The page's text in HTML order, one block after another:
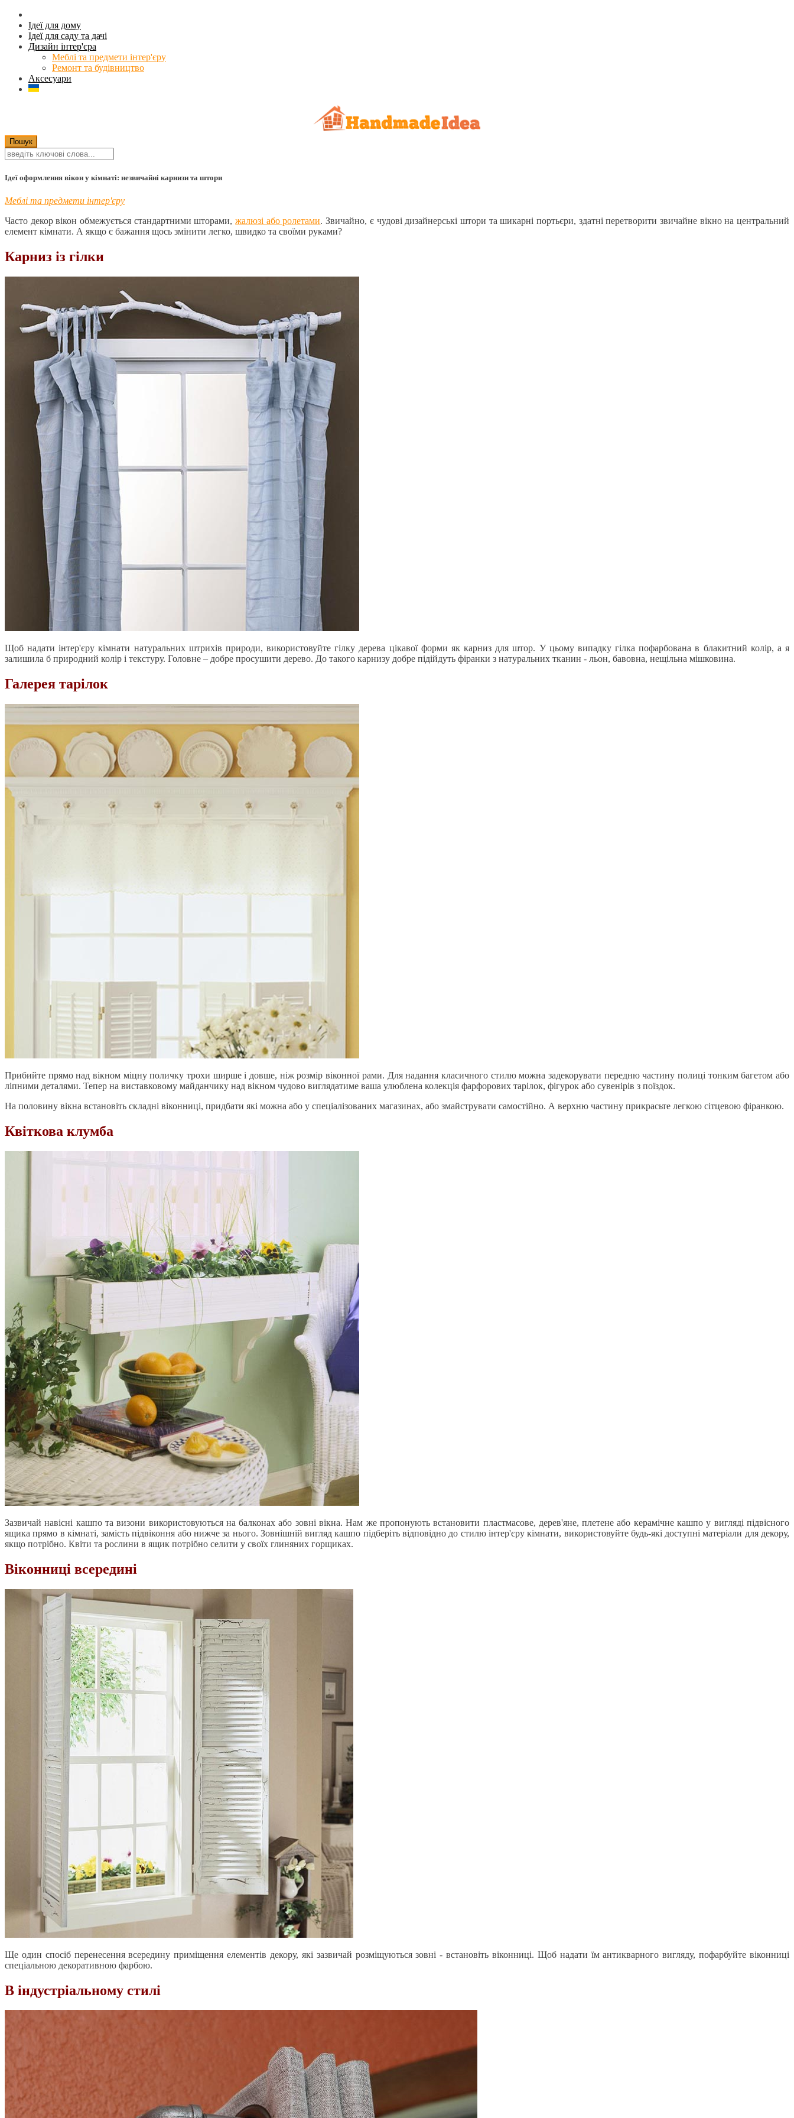
Ідеї для дому
Ідеї для саду та дачі
Дизайн інтер'єра
Меблі та предмети інтер'єру
Ремонт та будівництво
Аксесуари
Ідеї оформлення вікон у кімнаті: незвичайні карнизи та штори
Меблі та предмети інтер'єру
Часто декор вікон обмежується стандартними шторами,жалюзі або ролетами. Звичайно, є чудові дизайнерські штори та шикарні портьєри, здатні перетворити звичайне вікно на центральний
елемент кімнати. А якщо є бажання щось змінити легко, швидко та своїми руками?
Карниз із гілки
Щоб надати інтер'єру кімнати натуральних штрихів природи, використовуйте гілку дерева цікавої форми як карниз для штор. У цьому випадку гілка пофарбована в блакитний колір, а я
залишила б природний колір і текстуру. Головне – добре просушити дерево. До такого карнизу добре підійдуть фіранки з натуральних тканин - льон, бавовна, нещільна мішковина.
Галерея тарілок
Прибийте прямо над вікном міцну поличку трохи ширше і довше, ніж розмір віконної рами. Для надання класичного стилю можна задекорувати передню частину полиці тонким багетом або
ліпними деталями. Тепер на виставковому майданчику над вікном чудово виглядатиме ваша улюблена колекція фарфорових тарілок, фігурок або сувенірів з поїздок.
На половину вікна встановіть складні віконниці, придбати які можна або у спеціалізованих магазинах, або змайструвати самостійно. А верхню частину прикрасьте легкою сітцевою фіранкою.
Квіткова клумба
Зазвичай навісні кашпо та визони використовуються на балконах або зовні вікна. Нам же пропонують встановити пластмасове, дерев'яне, плетене або керамічне кашпо у вигляді підвісного
ящика прямо в кімнаті, замість підвіконня або нижче за нього. Зовнішній вигляд кашпо підберіть відповідно до стилю інтер'єру кімнати, використовуйте будь-які доступні матеріали для декору,
якщо потрібно. Квіти та рослини в ящик потрібно селити у своїх глиняних горщиках.
Віконниці всередині
Ще один спосіб перенесення всередину приміщення елементів декору, які зазвичай розміщуються зовні - встановіть віконниці. Щоб надати їм антикварного вигляду, пофарбуйте віконниці
спеціальною декоративною фарбою.
В індустріальному стилі